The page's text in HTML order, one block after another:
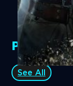
PR
See All